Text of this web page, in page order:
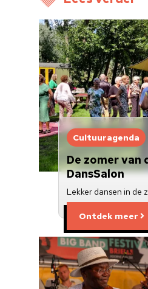
Cultuuragenda
De zomer van
DansSalon
Lekker dansen in de
Ontdek meer